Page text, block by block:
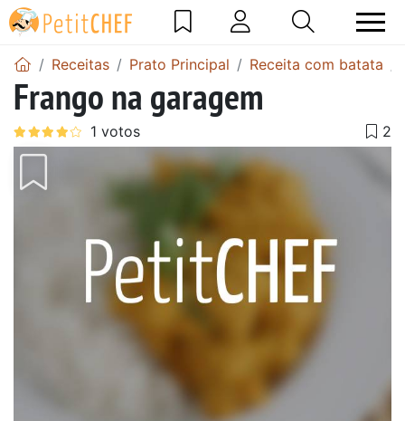
Receitas Prato Principal Receita com batata
Frango na garagem